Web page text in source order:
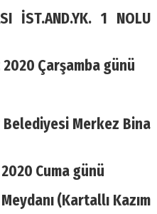
İST.AND.YK. 1 NOLU
Çarşamba günü
Merkez Bina
Cuma günü
(Kartallı Kazım